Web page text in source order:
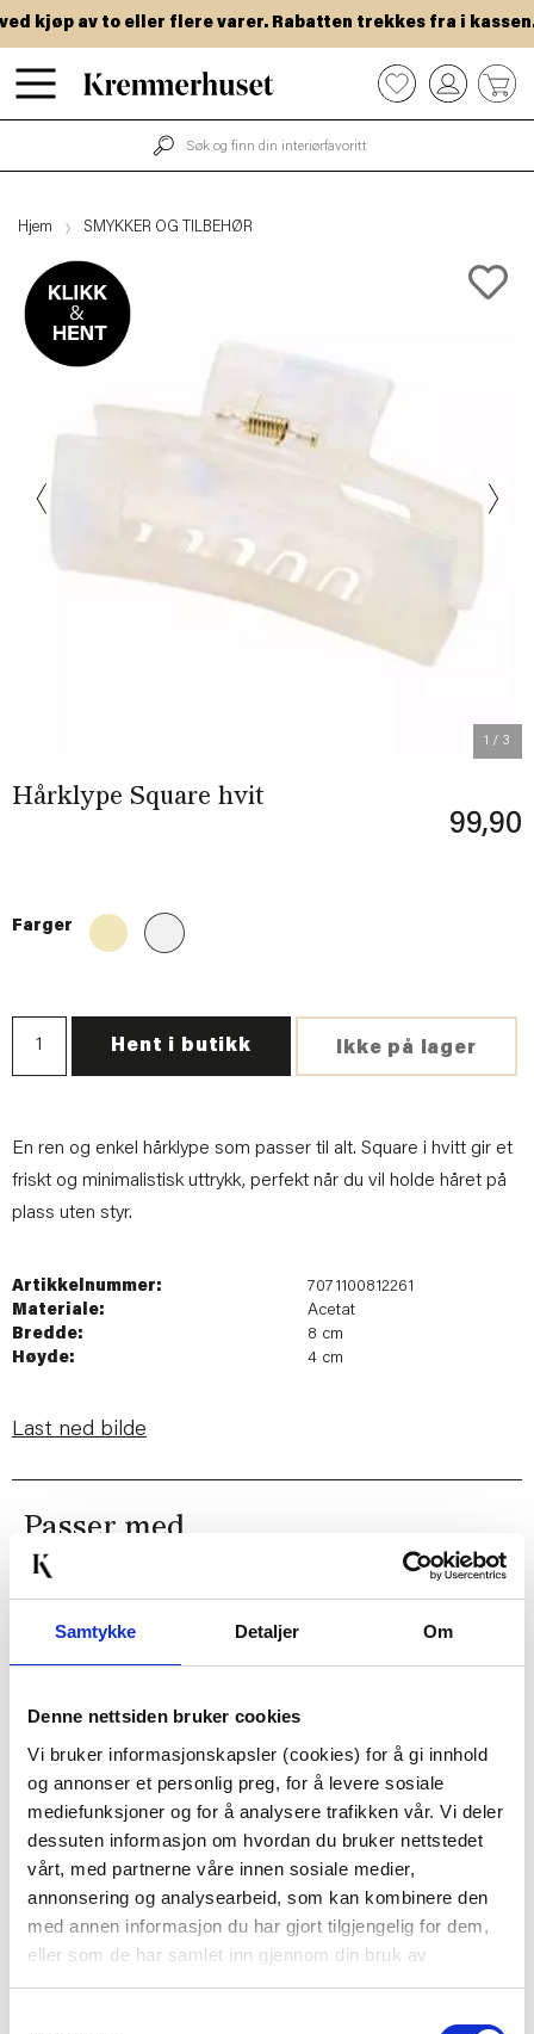
Samtykke Detaljer Om
Denne nettsiden bruker cookies
Vi bruker informasjonskapsler (cookies) for å gi innhold
og annonser et personlig preg, for å levere sosiale
mediefunksjoner og for å analysere trafikken vår. Vi deler
dessuten informasjon om hvordan du bruker nettstedet
vårt, med partnerne våre innen sosiale medier,
annonsering og analysearbeid, som kan kombinere den
med annen informasjon du har gjort tilgjengelig for dem,
eller som de har samlet inn gjennom din bruk av
tjenestene deres.
Hopp
til
kjøp av to eller flere varer. Rabatten trekkes fra i kassen.
0
Hjem SMYKKER OG TILBEHØR
1 / 3
Hårklype Square hvit
99,90
Farger
Ikke på lager
Hent i butikk
En ren og enkel hårklype som passer til alt. Square i hvitt gir et
friskt og minimalistisk uttrykk, perfekt når du vil holde håret på
plass uten styr.
Artikkelnummer:
7071100812261
Materiale:
Acetat
Bredde:
8 cm
Høyde:
4 cm
Last ned bilde
Passer med
HÅRKLYPE SQUARE
BEIGE
99,90
Vis mer
20%
SKJERF BLOMSTER
70X70 CM
199,00
Medl.159,20
KJØP